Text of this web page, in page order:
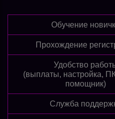
Обучение
Прохождение
Удобство
(выплаты, настройка,
помощник)
Служба